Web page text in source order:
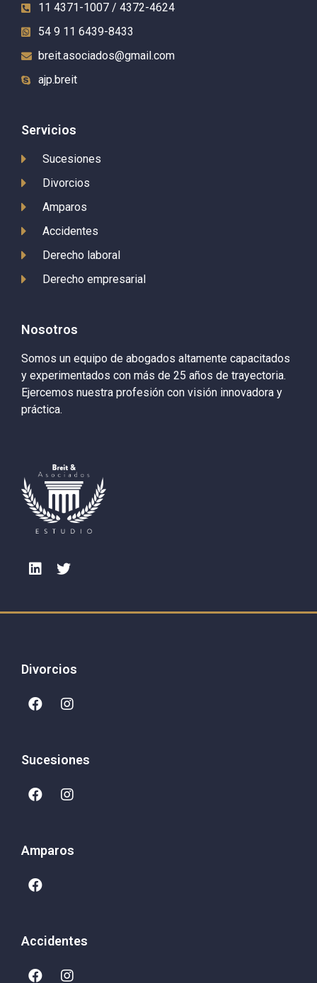
11 4371-1007 / 4372-4624
54 9 11 6439-8433
breit.asociados@gmail.com
ajp.breit
Servicios
Sucesiones
Divorcios
Amparos
Accidentes
Derecho laboral
Derecho empresarial
Nosotros
Somos un equipo de abogados altamente capacitados
y experimentados con más de 25 años de trayectoria.
Ejercemos nuestra profesión con visión innovadora y
práctica.
Divorcios
Sucesiones
Amparos
Accidentes